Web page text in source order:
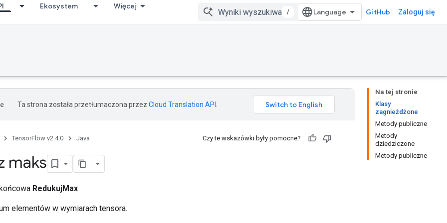
Ekosystem Więcej
/ GitHub Zaloguj się
Na tej stronie
Klasy
zagnieżdżone
Metody publiczne
Metody
dziedziczone
Metody publiczne
Ta strona została przetłumaczona przez Cloud Translation API
TensorFlow v2.4.0 Java Czy te wskazówki były pomocne?
maks
RedukujMax
elementów w wymiarach tensora.